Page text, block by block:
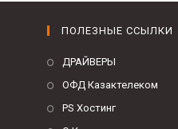
ПОЛЕЗНЫЕ ССЫЛКИ
ДРАЙВЕРЫ
ОФД Казактелеком
PS Хостинг